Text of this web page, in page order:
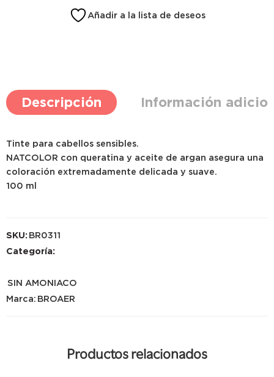
Añadir a la lista de deseos
Descripción Información
Tinte para cabellos sensibles.
NATCOLOR con queratina y aceite de argan asegura una
coloración extremadamente delicada y suave.
100 ml
SKU:BR0311
Categoría:
SIN AMONIACO
Marca: BROAER
Productos relacionados